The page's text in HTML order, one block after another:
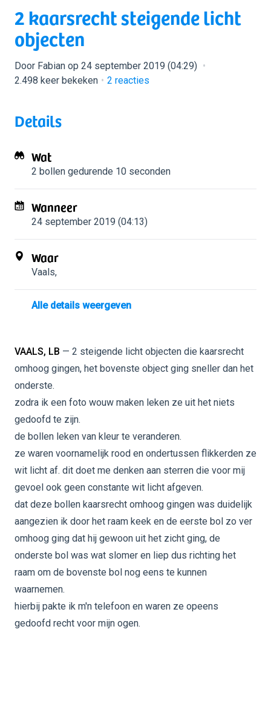
2 kaarsrecht steigende licht
objecten
Door Fabian op 24 september 2019 (04:29)
2.498 keer bekeken
2 reacties
Details
Wat
2 bollen gedurende 10 seconden
Wanneer
24 september 2019 (04:13)
Waar
Vaals,
Alle details weergeven
VAALS, LB — 2 steigende licht objecten die kaarsrecht
omhoog gingen, het bovenste object ging sneller dan het
onderste.
zodra ik een foto wouw maken leken ze uit het niets
gedoofd te zijn.
de bollen leken van kleur te veranderen.
ze waren voornamelijk rood en ondertussen flikkerden ze
wit licht af. dit doet me denken aan sterren die voor mij
gevoel ook geen constante wit licht afgeven.
dat deze bollen kaarsrecht omhoog gingen was duidelijk
aangezien ik door het raam keek en de eerste bol zo ver
omhoog ging dat hij gewoon uit het zicht ging, de
onderste bol was wat slomer en liep dus richting het
raam om de bovenste bol nog eens te kunnen
waarnemen.
hierbij pakte ik m'n telefoon en waren ze opeens
gedoofd recht voor mijn ogen.